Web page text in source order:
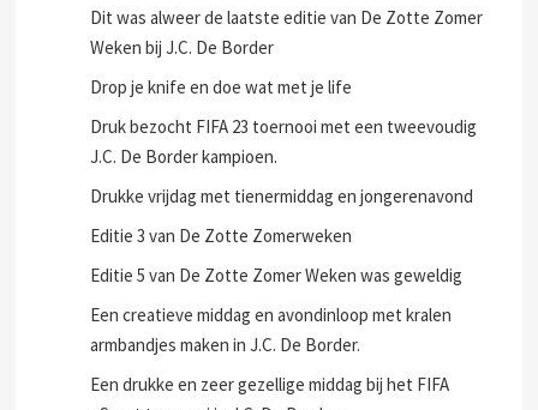
Dit was alweer de laatste editie van De Zotte Zomer
Weken bij J.C. De Border
Drop je knife en doe wat met je life
Druk bezocht FIFA 23 toernooi met een tweevoudig
J.C. De Border kampioen.
Drukke vrijdag met tienermiddag en jongerenavond
Editie 3 van De Zotte Zomerweken
Editie 5 van De Zotte Zomer Weken was geweldig
Een creatieve middag en avondinloop met kralen
armbandjes maken in J.C. De Border.
Een drukke en zeer gezellige middag bij het FIFA